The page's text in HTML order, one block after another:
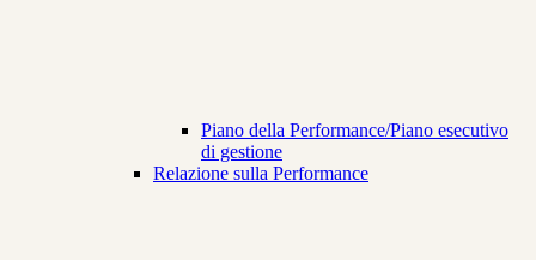
Piano della Performance/Piano esecutivo
di gestione
Relazione sulla Performance